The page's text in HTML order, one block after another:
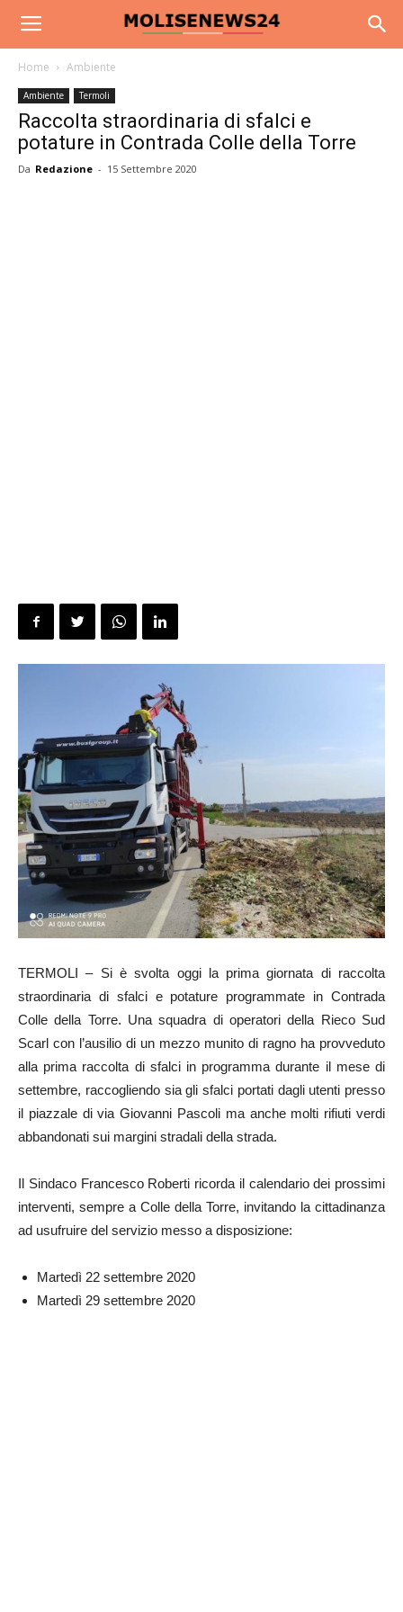
Home Ambiente
Ambiente Termoli
Raccolta straordinaria di sfalci e
potature in Contrada Colle della Torre
Da Redazione - 15 Settembre 2020
TERMOLI – Si è svolta oggi la prima giornata di raccolta
straordinaria di sfalci e potature programmate in Contrada
Colle della Torre. Una squadra di operatori della Rieco Sud
Scarl con l’ausilio di un mezzo munito di ragno ha provveduto
alla prima raccolta di sfalci in programma durante il mese di
settembre, raccogliendo sia gli sfalci portati dagli utenti presso
il piazzale di via Giovanni Pascoli ma anche molti rifiuti verdi
abbandonati sui margini stradali della strada.
Il Sindaco Francesco Roberti ricorda il calendario dei prossimi
interventi, sempre a Colle della Torre, invitando la cittadinanza
ad usufruire del servizio messo a disposizione:
Martedì 22 settembre 2020
Martedì 29 settembre 2020